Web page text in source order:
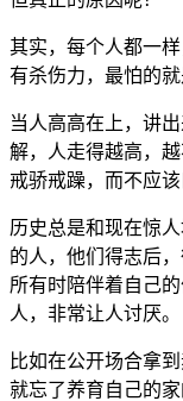
其实，每个人都一
有杀伤力，最怕的
当人高高在上，讲
解，人走得越高，
戒骄戒躁，而不应
历史总是和现在惊
的人，他们得志后
所有时陪伴着自己
人，非常让人讨厌。
比如在公开场合拿
就忘了养育自己的